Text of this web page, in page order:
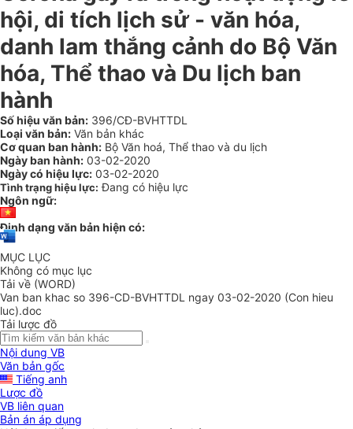
hội, di tích lịch sử - văn hóa,
danh lam thắng cảnh do Bộ Văn
hóa, Thể thao và Du lịch ban
hành
Số hiệu văn bản: 396/CĐ-BVHTTDL
Loại văn bản: Văn bản khác
Cơ quan ban hành: Bộ Văn hoá, Thể thao và du lịch
Ngày ban hành: 03-02-2020
Ngày có hiệu lực: 03-02-2020
Tình trạng hiệu lực: Đang có hiệu lực
Ngôn ngữ:
Định dạng văn bản hiện có:
MỤC LỤC
Không có mục lục
Tải về (WORD)
Van ban khac so 396-CD-BVHTTDL ngay 03-02-2020 (Con hieu
luc).doc
Tải lược đồ
Nội dung VB
Văn bản gốc
Tiếng anh
Lược đồ
VB liên quan
Bản án áp dụng